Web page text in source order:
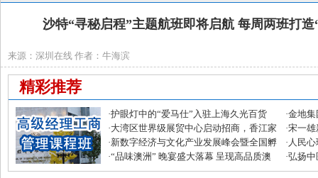
沙特“寻秘启程”主题航班即将启航 每周两班打
来源：深圳在线 作者：牛海滨
精彩推荐
·护眼灯中的“爱马仕”入驻上海久光百货 ·金地集
磅优惠
·大湾区世界级展贸中心启动招商，香江家
居打造建材家居业“东方米兰展”
·宋一雄
生逆袭
·新数字经济与文化产业发展峰会暨全国孵
化中心年度盛典圆满收官
· 人民
·“品味澳洲” 晚宴盛大落幕 呈现高品质澳
式美味
·弘扬中
滋补节